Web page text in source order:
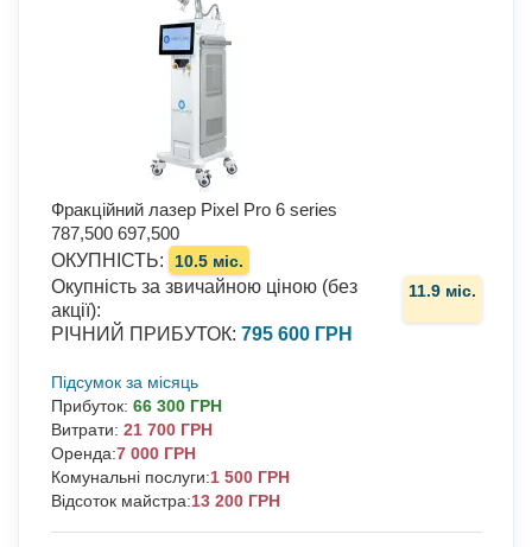
Фракційний лазер Pixel Pro 6 series
787,500 697,500
ОКУПНІСТЬ: 10.5 міс.
Окупність за звичайною ціною (без
акції):
11.9 міс.
РІЧНИЙ ПРИБУТОК: 795 600 ГРН
Підсумок за місяць
Прибуток: 66 300 ГРН
Витрати: 21 700 ГРН
Оренда:7 000 ГРН
Комунальні послуги:1 500 ГРН
Відсоток майстра:13 200 ГРН